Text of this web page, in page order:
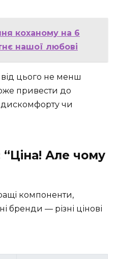
коханому на 6
нашої любові
цього не менш
привести до
дискомфорту чи
Але чому
компоненти,
бренди — різні цінові